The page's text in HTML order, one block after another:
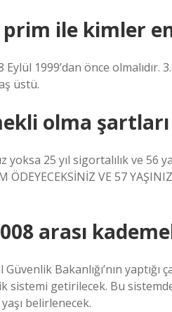
prim ile kimler
1999’dan önce
üstü.
olma
25 yıl sigortalılık ve 56
ÖDEYECEKSİNİZ VE 57
arası
Güvenlik Bakanlığı’nın
sistemi getirilecek. Bu
belirlenecek.